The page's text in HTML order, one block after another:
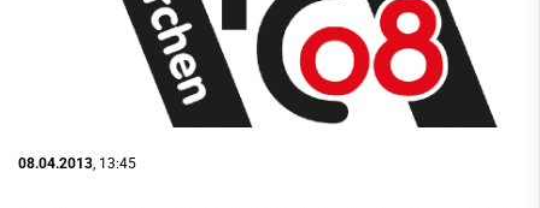
08.04.2013 , 13:45